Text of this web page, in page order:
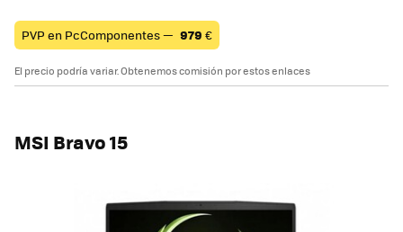
PVP en PcComponentes — 979 €
El precio podría variar. Obtenemos comisión por estos enlaces
MSI Bravo 15